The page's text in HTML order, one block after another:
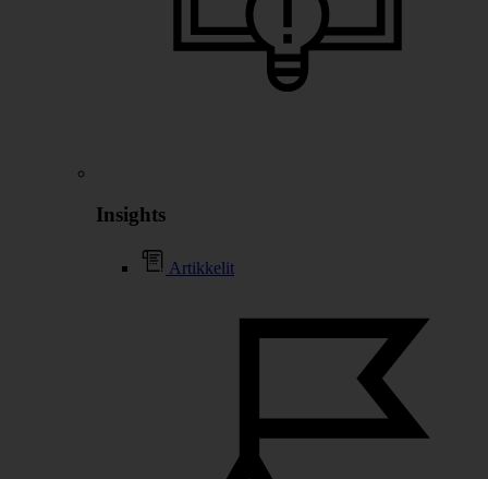
Insights
Artikkelit